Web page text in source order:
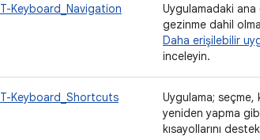
T-Keyboard_Navigation Uygulamadaki ana
gezinme dahil
Daha erişilebilir
inceleyin.
T-Keyboard_Shortcuts
Uygulama; seçme,
yeniden yapma
kısayollarını